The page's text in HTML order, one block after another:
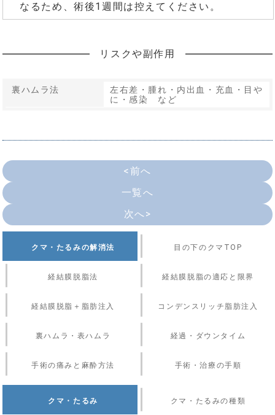
なるため、術後1週間は控えてください。
リスクや副作用
裏ハムラ法
左右差・腫れ・内出血・充血・目や
に・感染 など
<前へ
一覧へ
次へ>
クマ・たるみの解消法 目の下のクマTOP
経結膜脱脂法 経結膜脱脂の適応と限界
経結膜脱脂＋脂肪注入 コンデンスリッチ脂肪注入
裏ハムラ・表ハムラ 経過・ダウンタイム
手術の痛みと麻酔方法 手術・治療の手順
クマ・たるみ クマ・たるみの種類